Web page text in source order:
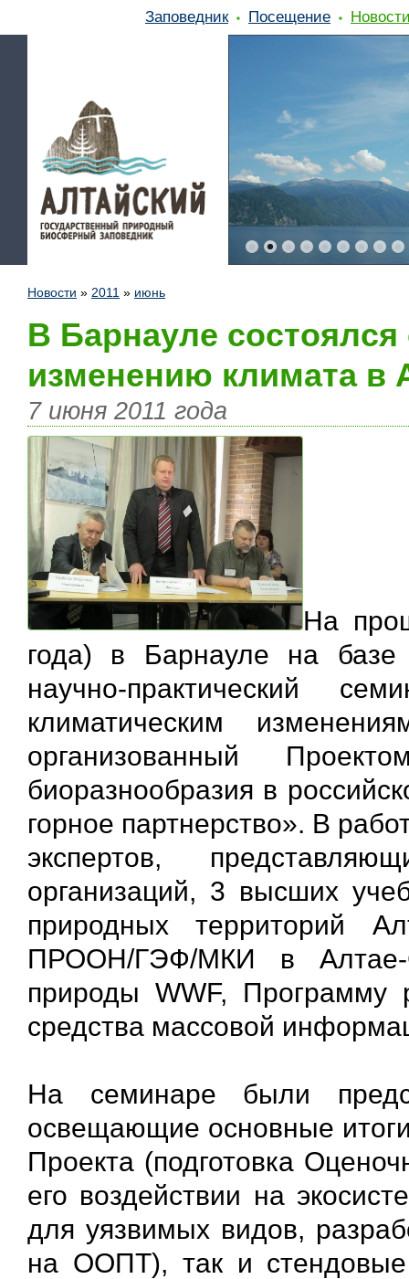
Заповедник Посещение
Новости » 2011 » июнь
В Барнауле
изменению климата в
7 июня 2011 года
На
года) в Барнауле на
научно-практический
климатическим
организованный
биоразнообразия в
горное партнерство». В
экспертов,
организаций, 3 высших
природных территорий
ПРООН/ГЭФ/МКИ в
природы WWF,
средства массовой
На семинаре были
освещающие основные
Проекта (подготовка
его воздействии на
для уязвимых видов,
на ООПТ), так и стендовые